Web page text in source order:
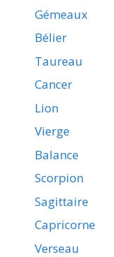
Gémeaux
Bélier
Taureau
Cancer
Lion
Vierge
Balance
Scorpion
Sagittaire
Capricorne
Verseau